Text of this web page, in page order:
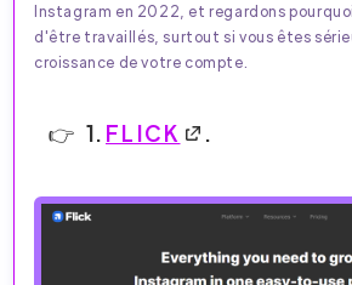
Instagram en 2022, et regardons
d'être travaillés, surtout si vous êtes
croissance de votre compte.
1. FLICK .